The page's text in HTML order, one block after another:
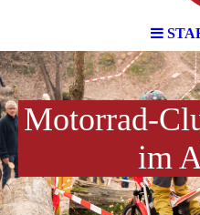
Motorrad-
im